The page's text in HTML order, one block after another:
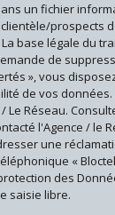
un fichier
prospects
base légale du
de
», vous
de vos
Le Réseau.
l'Agence / le
une
«
des
saisie libre.